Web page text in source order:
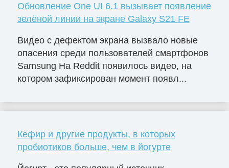
Обновление One UI 6.1 вызывает появление
зелёной линии на экране Galaxy S21 FE
Видео с дефектом экрана вызвало новые
опасения среди пользователей смартфонов
Samsung На Reddit появилось видео, на
котором зафиксирован момент появл...
Кефир и другие продукты, в которых
пробиотиков больше, чем в йогурте